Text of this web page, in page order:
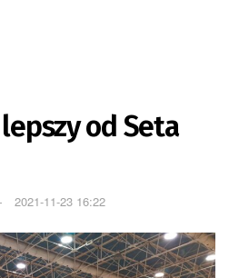
od Seta
2021-11-23 16:22